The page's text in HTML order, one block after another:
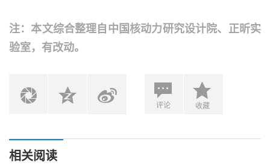
注：本文综合整理自中国核动力研究设计院、正昕实
验室，有改动。
评论 收藏
相关阅读